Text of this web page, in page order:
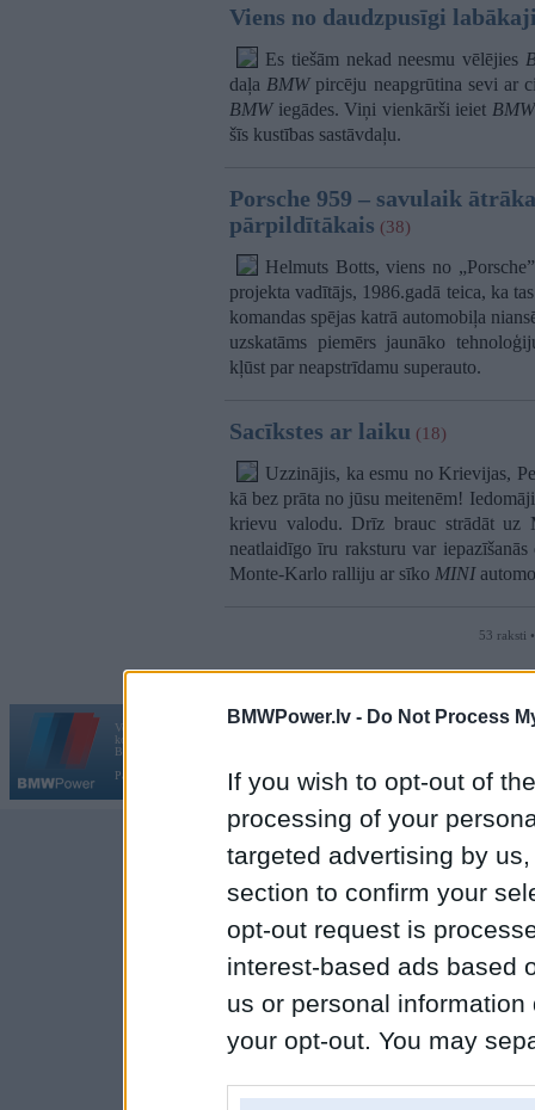
BMWPower.lv - Do Not Process
If you wish to opt-out of
processing of your
targeted advertising by
section to confirm your
opt-out request is
interest-based ads based
us or personal
your opt-out. You may
Viens no daudzpusīgi
Es tiešām nekad neesmu vēlējies
daļa BMWpircēju neapgrūtina sevi ar
BMWiegādes. Viņi vienkārši ieiet BMW
šīs kustības sastāvdaļu.
Porsche 959 – savulaik
pārpildītākais (38)
Helmuts Botts, viens no
projekta vadītājs, 1986.gadā teica, ka
komandas spējas katrā automobiļa
uzskatāms piemērs jaunāko
kļūst par neapstrīdamu superauto.
Sacīkstes ar laiku (18)
Uzzinājis, ka esmu no Krievijas,
kā bez prāta no jūsu meitenēm!
krievu valodu. Drīz brauc strādāt uz
neatlaidīgo īru raksturu var
Monte-Karlo ralliju ar sīko MINI
53 raksti
Vortāls BMWPower.lv darbojas
kopš 2002. gada 14. maija. Tas nav auto klubs un nav saistīts ar
BMW AG.
Par BMWPower
Kontakti | Reklāma